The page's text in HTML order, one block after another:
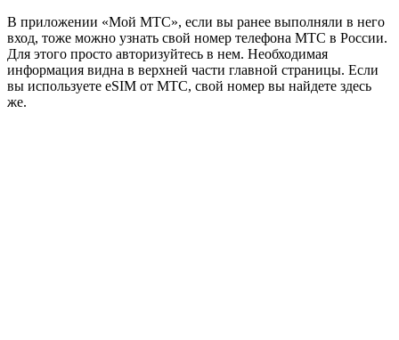
В приложении «Мой МТС», если вы ранее выполняли в него
вход, тоже можно узнать свой номер телефона МТС в России.
Для этого просто авторизуйтесь в нем. Необходимая
информация видна в верхней части главной страницы. Если
вы используете eSIM от МТС, свой номер вы найдете здесь
же.